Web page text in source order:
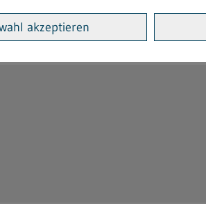
Einweg
akzeptieren